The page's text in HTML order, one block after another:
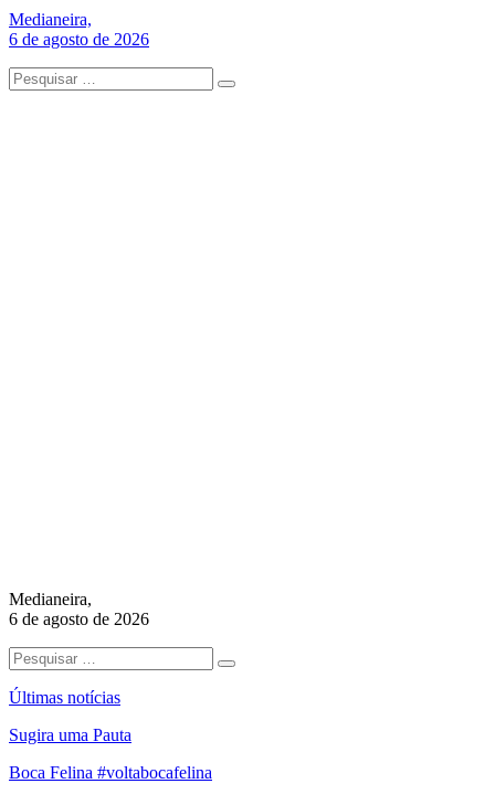
Medianeira,
6 de agosto de 2026
Medianeira,
6 de agosto de 2026
Últimas notícias
Sugira uma Pauta
Boca Felina #voltabocafelina